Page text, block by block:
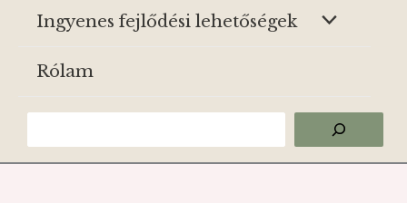
Ingyenes fejlődési lehetőségek
Rólam